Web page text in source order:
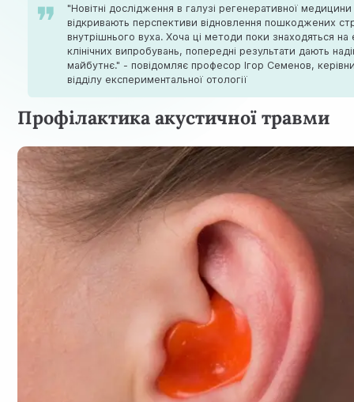
"Новітні дослідження в галузі регенеративної медицини
відкривають перспективи відновлення пошкоджених
внутрішнього вуха. Хоча ці методи поки знаходяться на
клінічних випробувань, попередні результати дають
майбутнє." - повідомляє професор Ігор Семенов,
відділу експериментальної отології
Профілактика акустичної травми